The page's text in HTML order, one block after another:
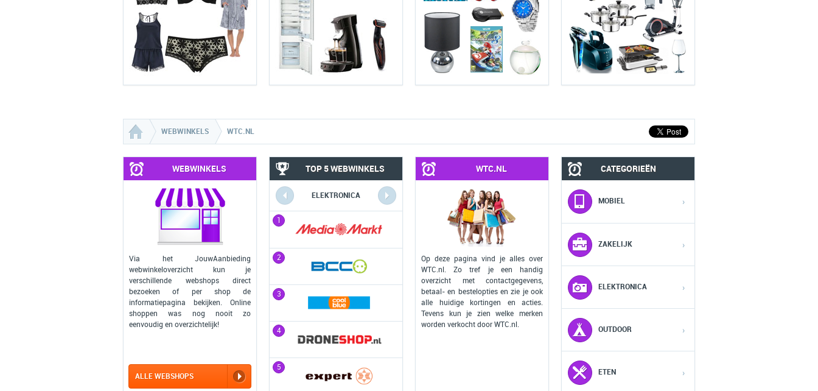
WEBWINKELS WTC.NL
WEBWINKELS
Via het JouwAanbieding
webwinkeloverzicht kun je
verschillende webshops direct
bezoeken of per shop de
informatiepagina bekijken. Online
shoppen was nog nooit zo
eenvoudig en overzichtelijk!
ALLE WEBSHOPS
TOP 5 WEBWINKELS
ELEKTRONICA
1
2
3
4
5
COMPUTERS MOBIEL
2
3
WTC.NL
Op deze pagina vind je alles over
WTC.nl. Zo tref je een handig
overzicht met contactgegevens,
betaal- en bestelopties en zie je ook
alle huidige kortingen en acties.
Tevens kun je zien welke merken
worden verkocht door WTC.nl.
CATEGORIEËN
MOBIEL ›
ZAKELIJK ›
ELEKTRONICA ›
OUTDOOR ›
ETEN ›